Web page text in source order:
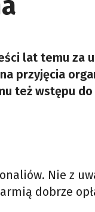
lat temu za
przyjęcia
też wstępu
Nie z
dobrze